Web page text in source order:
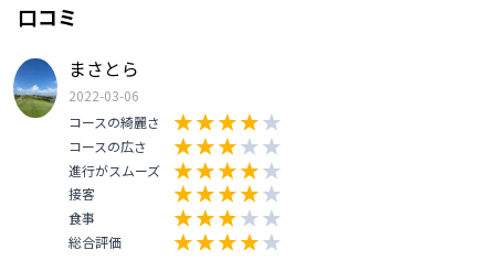
口コミ
まさとら
2022-03-06
コースの綺麗さ
コースの広さ
進行がスムーズ
接客
食事
総合評価